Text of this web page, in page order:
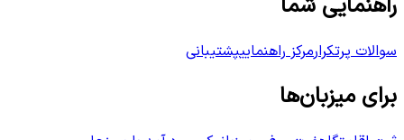
سوالات پرتکرارمرکز راهنماییپشتیبانی
برای میزبان‌ها